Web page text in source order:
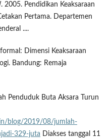
2005. Pendidikan Keaksaraan
Pertama. Departemen
....
Dimensi Keaksaraan
Bandung: Remaja
Penduduk Buta Aksara Turun
blog/2019/08/jumlah-
329-juta Diakses tanggal 11